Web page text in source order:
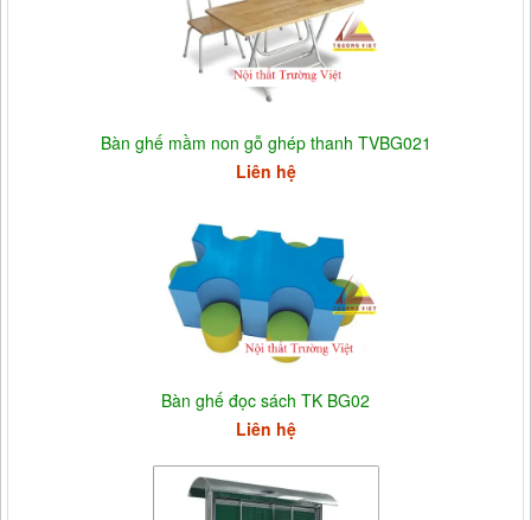
Bàn ghế mầm non gỗ ghép thanh TVBG021
Liên hệ
Bàn ghế đọc sách TK BG02
Liên hệ